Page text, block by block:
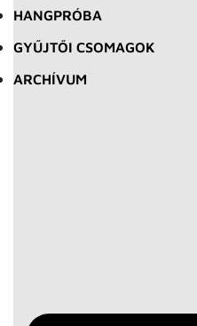
HANGPRÓBA
GYŰJTŐI CSOMAGOK
ARCHÍVUM